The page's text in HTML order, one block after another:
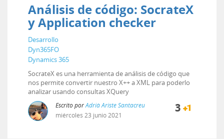
Análisis de código: SocrateX
y Application checker
Desarrollo
Dyn365FO
Dynamics 365
SocrateX es una herramienta de análisis de código que
nos permite convertir nuestro X++ a XML para poderlo
analizar usando consultas XQuery
Escrito porAdrià Ariste Santacreu
miércoles 23 junio2021
3